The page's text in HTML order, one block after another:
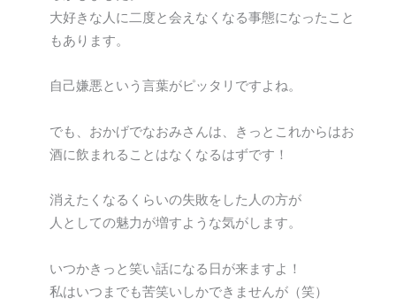
大好きな人に二度と会えなくなる事態になったこと
もあります。
自己嫌悪という言葉がピッタリですよね。
でも、おかげでなおみさんは、きっとこれからはお
酒に飲まれることはなくなるはずです！
消えたくなるくらいの失敗をした人の方が
人としての魅力が増すような気がします。
いつかきっと笑い話になる日が来ますよ！
私はいつまでも苦笑いしかできませんが（笑）